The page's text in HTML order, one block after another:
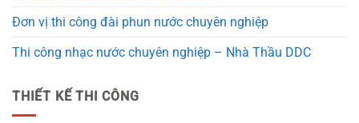
Đơn vị thi công đài phun nước chuyên nghiệp
Thi công nhạc nước chuyên nghiệp – Nhà Thầu DDC
THIẾT KẾ THI CÔNG